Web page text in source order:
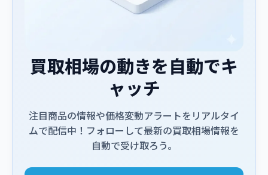
買取相場の動きを自動でキ
ャッチ
注目商品の情報や価格変動アラートをリアルタイ
ムで配信中！フォローして最新の買取相場情報を
自動で受け取ろう。